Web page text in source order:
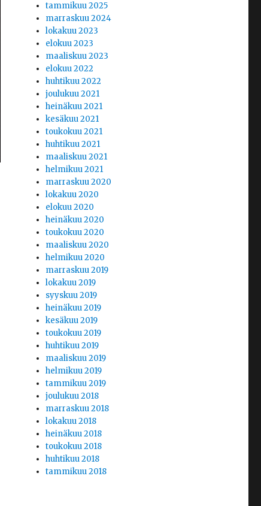
tammikuu 2025
marraskuu 2024
lokakuu 2023
elokuu 2023
maaliskuu 2023
elokuu 2022
huhtikuu 2022
joulukuu 2021
heinäkuu 2021
kesäkuu 2021
toukokuu 2021
huhtikuu 2021
maaliskuu 2021
helmikuu 2021
marraskuu 2020
lokakuu 2020
elokuu 2020
heinäkuu 2020
toukokuu 2020
maaliskuu 2020
helmikuu 2020
marraskuu 2019
lokakuu 2019
syyskuu 2019
heinäkuu 2019
kesäkuu 2019
toukokuu 2019
huhtikuu 2019
maaliskuu 2019
helmikuu 2019
tammikuu 2019
joulukuu 2018
marraskuu 2018
lokakuu 2018
heinäkuu 2018
toukokuu 2018
huhtikuu 2018
tammikuu 2018